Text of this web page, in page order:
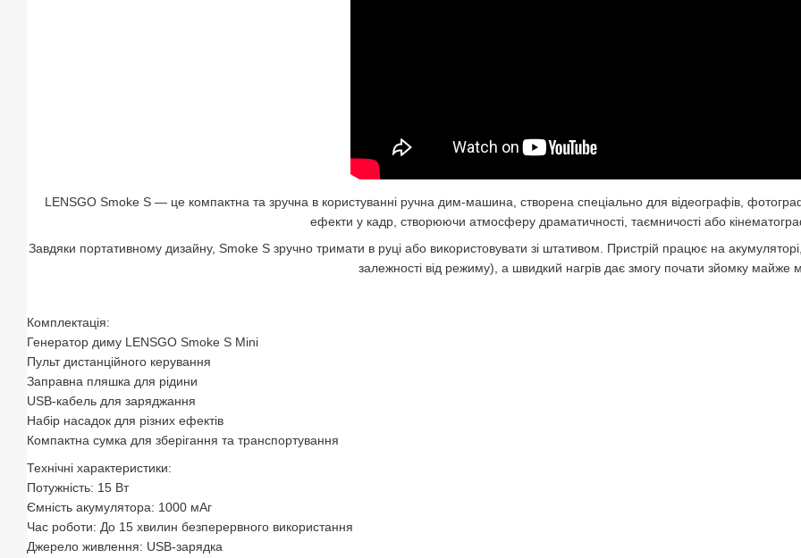
LENSGO Smoke S — це компактна та зручна в користуванні ручна дим-машина, створена спеціально для відеографів,
ефекти у кадр, створюючи атмосферу драматичності, таємничості або
Завдяки портативному дизайну, Smoke S зручно тримати в руці або використовувати зі штативом. Пристрій працює на
залежності від режиму), а швидкий нагрів дає змогу почати зйомку майже
Комплектація:
Генератор диму LENSGO Smoke S Mini
Пульт дистанційного керування
Заправна пляшка для рідини
USB-кабель для заряджання
Набір насадок для різних ефектів
Компактна сумка для зберігання та транспортування
Технічні характеристики:
Потужність: 15 Вт
Ємність акумулятора: 1000 мАг
Час роботи: До 15 хвилин безперервного використання
Джерело живлення: USB-зарядка